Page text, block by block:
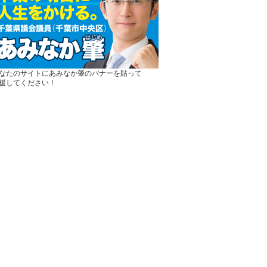
たのサイトにあみなか肇のバナーを貼って
してください！